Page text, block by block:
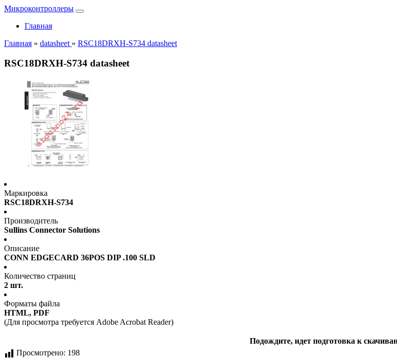
Микроконтроллеры
Главная
Главная » datasheet » RSC18DRXH-S734 datasheet
RSC18DRXH-S734 datasheet
Маркировка
RSC18DRXH-S734
Производитель
Sullins Connector Solutions
Описание
CONN EDGECARD 36POS DIP .100 SLD
Количество страниц
2 шт.
Форматы файла
HTML, PDF
(Для просмотра требуется Adobe Acrobat Reader)
Подождите, идет подготовка к
Просмотрено: 198